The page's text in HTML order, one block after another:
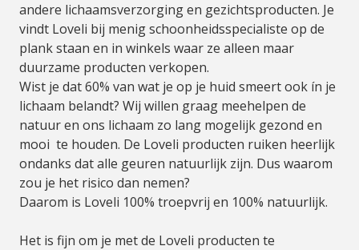
andere lichaamsverzorging en gezichtsproducten. Je
vindt Loveli bij menig schoonheidsspecialiste op de
plank staan en in winkels waar ze alleen maar
duurzame producten verkopen.
Wist je dat 60% van wat je op je huid smeert ook ín je
lichaam belandt? Wij willen graag meehelpen de
natuur en ons lichaam zo lang mogelijk gezond en
mooi te houden. De Loveli producten ruiken heerlijk
ondanks dat alle geuren natuurlijk zijn. Dus waarom
zou je het risico dan nemen?
Daarom is Loveli 100% troepvrij en 100% natuurlijk.
Het is fijn om je met de Loveli producten te